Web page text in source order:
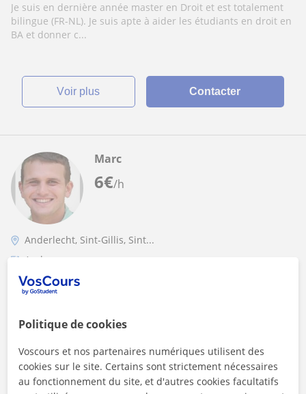
Je suis en dernière année master en Droit et est totalement
bilingue (FR-NL). Je suis apte à aider les étudiants en droit en
BA et donner c...
voir plus Contacter
6€/h
Marc
Anderlecht, Sint-Gillis, Sint...
Arabe
Cours particuliers de langue ARABE (littéraire
Cours particuliers de langue ARABE (littéraire ou levantin)
GRATUIT. Pour plus...
Politique de cookies
Voscours et nos partenaires numériques utilisent des
cookies sur le site. Certains sont strictement nécessaires
au fonctionnement du site, et d'autres cookies facultatifs